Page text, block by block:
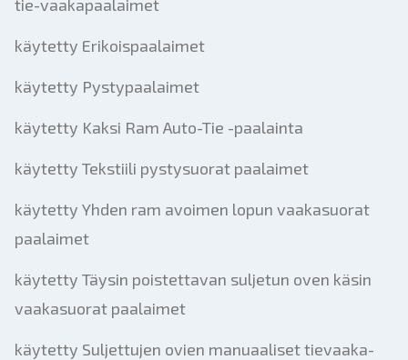
tie-vaakapaalaimet
käytetty Erikoispaalaimet
käytetty Pystypaalaimet
käytetty Kaksi Ram Auto-Tie -paalainta
käytetty Tekstiili pystysuorat paalaimet
käytetty Yhden ram avoimen lopun vaakasuorat
paalaimet
käytetty Täysin poistettavan suljetun oven käsin
vaakasuorat paalaimet
käytetty Suljettujen ovien manuaaliset tievaaka-